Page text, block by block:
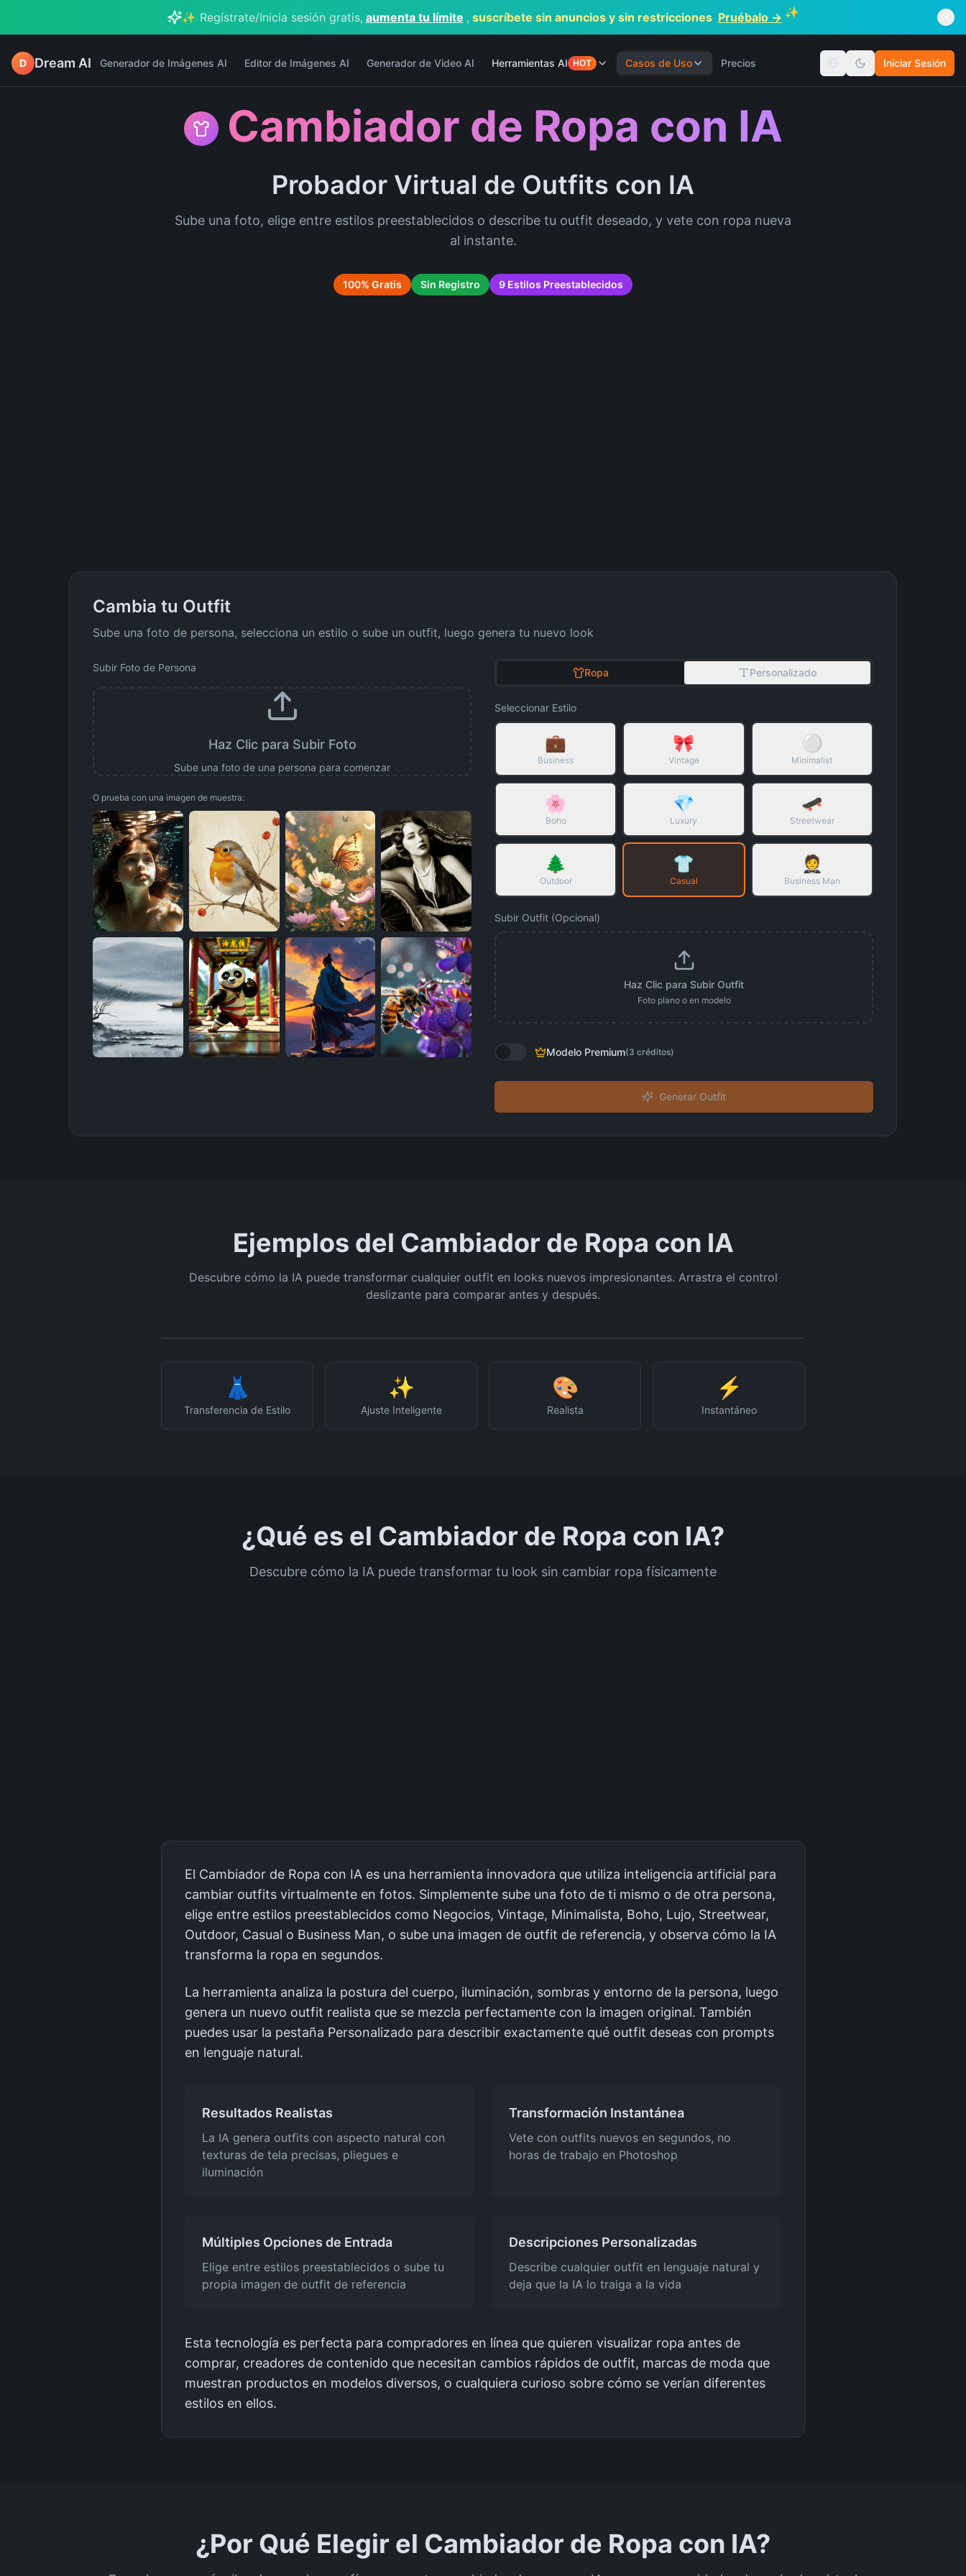
✨ Regístrate/Inicia sesión gratis, aumenta tu límite , suscríbete sin anuncios y sin restricciones Pruébalo → ✨
D Dream AI Generador de Imágenes AI Editor de Imágenes AI Generador de Video AI Herramientas AI HOT Casos de Uso Precios Cambiar idiomaIniciar Sesión
Cambiador de Ropa con IA
Probador Virtual de Outfits con IA
Sube una foto, elige entre estilos preestablecidos o describe tu outfit deseado, y vete con ropa nueva
al instante.
100% Gratis Sin Registro 9 Estilos Preestablecidos
Cambia tu Outfit
Sube una foto de persona, selecciona un estilo o sube un outfit, luego genera tu nuevo look
Subir Foto de Persona
Haz Clic para Subir Foto
Sube una foto de una persona para comenzar
O prueba con una imagen de muestra:
Ropa Personalizado
Seleccionar Estilo
💼
Business
🎀
Vintage
⚪
Minimalist
🌸
Boho
💎
Luxury
🛹
Streetwear
🌲
Outdoor
👕
Casual
🤵
Business Man
Subir Outfit (Opcional)
Haz Clic para Subir Outfit
Foto plano o en modelo
Modelo Premium(3 créditos)
Generar Outfit
Ejemplos del Cambiador de Ropa con IA
Descubre cómo la IA puede transformar cualquier outfit en looks nuevos impresionantes. Arrastra el control
deslizante para comparar antes y después.
↔️Arrastra para comparar
👗
Transferencia de Estilo
✨
Ajuste Inteligente
🎨
Realista
⚡
Instantáneo
¿Qué es el Cambiador de Ropa con IA?
Descubre cómo la IA puede transformar tu look sin cambiar ropa físicamente
El Cambiador de Ropa con IA es una herramienta innovadora que utiliza inteligencia artificial para
cambiar outfits virtualmente en fotos. Simplemente sube una foto de ti mismo o de otra persona,
elige entre estilos preestablecidos como Negocios, Vintage, Minimalista, Boho, Lujo, Streetwear,
Outdoor, Casual o Business Man, o sube una imagen de outfit de referencia, y observa cómo la IA
transforma la ropa en segundos.
La herramienta analiza la postura del cuerpo, iluminación, sombras y entorno de la persona, luego
genera un nuevo outfit realista que se mezcla perfectamente con la imagen original. También
puedes usar la pestaña Personalizado para describir exactamente qué outfit deseas con prompts
en lenguaje natural.
Resultados Realistas
La IA genera outfits con aspecto natural con
texturas de tela precisas, pliegues e
iluminación
Transformación Instantánea
Vete con outfits nuevos en segundos, no
horas de trabajo en Photoshop
Múltiples Opciones de Entrada
Elige entre estilos preestablecidos o sube tu
propia imagen de outfit de referencia
Descripciones Personalizadas
Describe cualquier outfit en lenguaje natural y
deja que la IA lo traiga a la vida
Esta tecnología es perfecta para compradores en línea que quieren visualizar ropa antes de
comprar, creadores de contenido que necesitan cambios rápidos de outfit, marcas de moda que
muestran productos en modelos diversos, o cualquiera curioso sobre cómo se verían diferentes
estilos en ellos.
¿Por Qué Elegir el Cambiador de Ropa con IA?